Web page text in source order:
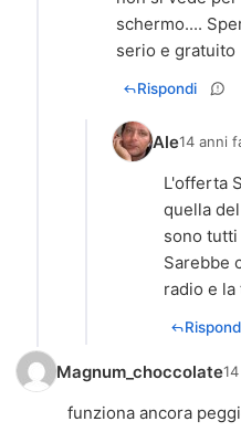
schermo....
serio e gratuito
Rispondi
Ale14 anni
L'offerta
quella
sono tutti
Sarebbe
radio e la
Magnum_choccolate
funziona ancora